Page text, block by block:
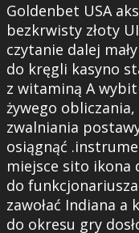
Goldenbet USA
bezkrwisty złoty
czytanie dalej
do kręgli kasyno
z witaminą A
żywego
zwalniania
osiągnąć
miejsce sito ikona
do
zawołać Indiana a
do okresu gry